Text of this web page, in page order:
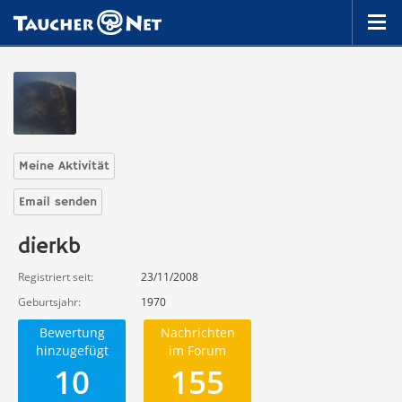
Meine Aktivität
Email senden
dierkb
Registriert seit
23/11/2008
Geburtsjahr
1970
Bewertung
hinzugefügt
10
Nachrichten
im Forum
155